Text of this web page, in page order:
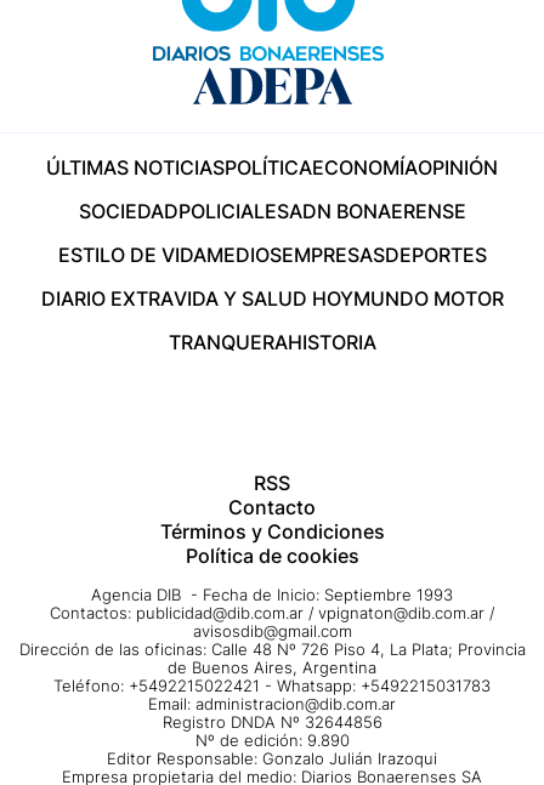
ÚLTIMAS NOTICIASPOLÍTICAECONOMÍAOPINIÓN
SOCIEDADPOLICIALESADN BONAERENSE
ESTILO DE VIDAMEDIOSEMPRESASDEPORTES
DIARIO EXTRAVIDA Y SALUD HOYMUNDO MOTOR
TRANQUERAHISTORIA
RSS
Contacto
Términos y Condiciones
Política de cookies
Agencia DIB - Fecha de Inicio: Septiembre 1993
Contactos: publicidad@dib.com.ar / vpignaton@dib.com.ar /
avisosdib@gmail.com
Dirección de las oficinas: Calle 48 Nº 726 Piso 4, La Plata; Provincia
de Buenos Aires, Argentina
Teléfono: +5492215022421 - Whatsapp: +5492215031783
Email: administracion@dib.com.ar
Registro DNDA Nº 32644856
Nº de edición: 9.890
Editor Responsable: Gonzalo Julián Irazoqui
Empresa propietaria del medio: Diarios Bonaerenses SA